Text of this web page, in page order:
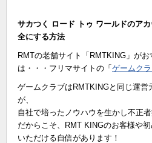
サカつく ロード トゥ ワールドのア
全にする方法
RMTの老舗サイト「RMTKING」が
は・・・フリマサイトの「 ゲームク
ゲームクラブはRMTKINGと同じ運営
が、
自社で培ったノウハウを生かし不正
だからこそ、RMT KINGのお客様や
いただける自信があります！